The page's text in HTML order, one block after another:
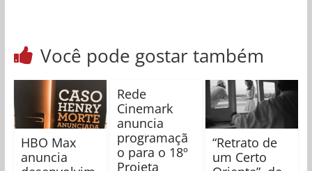
Você pode gostar também
HBO Max
anuncia
Rede
Cinemark
anuncia
programaçã
o para o 18º
Projeta
“Retrato de
um Certo